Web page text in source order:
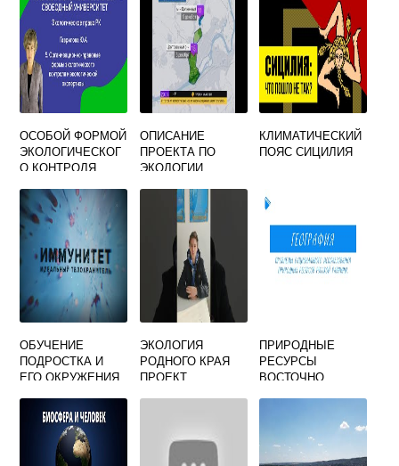
ОСОБОЙ ФОРМОЙ
ЭКОЛОГИЧЕСКОГ
О КОНТРОЛЯ
ОКРУЖАЮЩЕЙ
СРЕДЫ
ОПИСАНИЕ
ПРОЕКТА ПО
ЭКОЛОГИИ
КЛИМАТИЧЕСКИЙ
ПОЯС СИЦИЛИЯ
ОБУЧЕНИЕ
ПОДРОСТКА И
ЕГО ОКРУЖЕНИЯ
СОЗДАНИЯ
БЕЗОПАСНОЙ
ОКРУЖАЮЩЕЙ
СРЕДЫ
ЭКОЛОГИЯ
РОДНОГО КРАЯ
ПРОЕКТ
ПРИРОДНЫЕ
РЕСУРСЫ
ВОСТОЧНО